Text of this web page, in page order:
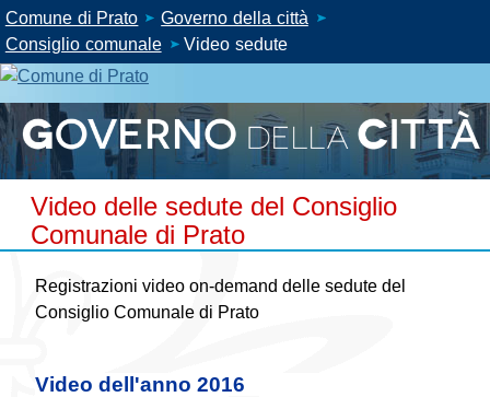
Comune di Prato
Governo della città
Consiglio comunale
Video sedute
Video delle sedute del Consiglio
Comunale di Prato
Registrazioni video on-demand delle sedute del
Consiglio Comunale di Prato
Video dell'anno 2016